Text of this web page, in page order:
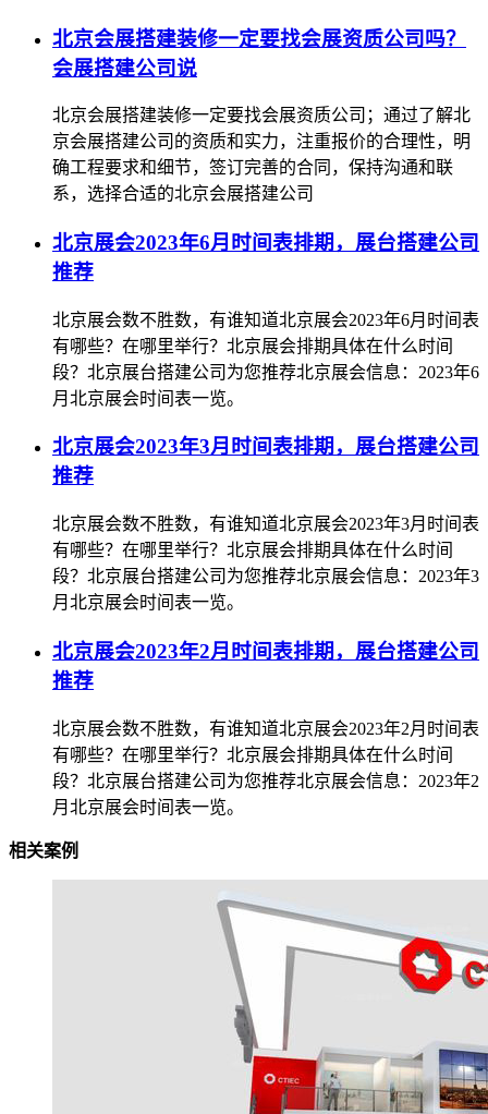
北京会展搭建装修一定要找会展资质公司吗？
会展搭建公司说
北京会展搭建装修一定要找会展资质公司；通过了解北
京会展搭建公司的资质和实力，注重报价的合理性，明
确工程要求和细节，签订完善的合同，保持沟通和联
系，选择合适的北京会展搭建公司
北京展会2023年6月时间表排期，展台搭建公司
推荐
北京展会数不胜数，有谁知道北京展会2023年6月时间表
有哪些？在哪里举行？北京展会排期具体在什么时间
段？北京展台搭建公司为您推荐北京展会信息：2023年6
月北京展会时间表一览。
北京展会2023年3月时间表排期，展台搭建公司
推荐
北京展会数不胜数，有谁知道北京展会2023年3月时间表
有哪些？在哪里举行？北京展会排期具体在什么时间
段？北京展台搭建公司为您推荐北京展会信息：2023年3
月北京展会时间表一览。
北京展会2023年2月时间表排期，展台搭建公司
推荐
北京展会数不胜数，有谁知道北京展会2023年2月时间表
有哪些？在哪里举行？北京展会排期具体在什么时间
段？北京展台搭建公司为您推荐北京展会信息：2023年2
月北京展会时间表一览。
相关案例